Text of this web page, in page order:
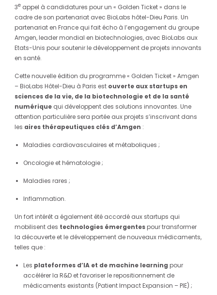
3e appel à candidatures pour un « Golden Ticket » dans le
cadre de son partenariat avec BioLabs hôtel-Dieu Paris. Un
partenariat en France qui fait écho à l’engagement du groupe
Amgen, leader mondial en biotechnologies, avec BioLabs aux
Etats-Unis pour soutenir le développement de projets innovants
en santé.
Cette nouvelle édition du programme « Golden Ticket » Amgen
– BioLabs Hôtel-Dieu à Paris est ouverte aux startups en
sciences de la vie, de la biotechnologie et de la santé
numérique qui développent des solutions innovantes. Une
attention particulière sera portée aux projets s’inscrivant dans
les aires thérapeutiques clés d’Amgen :
Maladies cardiovasculaires et métaboliques ;
Oncologie et hématologie ;
Maladies rares ;
Inflammation.
Un fort intérêt a également été accordé aux startups qui
mobilisent des technologies émergentespour transformer
la découverte et le développement de nouveaux médicaments,
telles que :
Les plateformes d’IA et de machine learning pour
accélérer la R&D et favoriser le repositionnement de
médicaments existants (Patient Impact Expansion – PIE) ;